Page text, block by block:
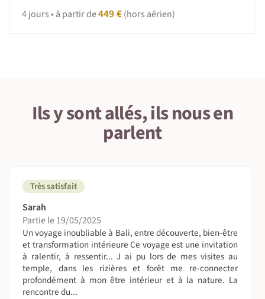
toujours possibles, dans ces moments adoptez la
4 jours • à partir de449 €(hors aérien)
Ils y sont allés, ils nous en
parlent
Très satisfait
Sarah
Partie le 19/05/2025
Un voyage inoubliable à Bali, entre découverte, bien-être
et transformation intérieure Ce voyage est une invitation
à ralentir, à ressentir... J ai pu lors de mes visites au
temple, dans les rizières et forêt me re-connecter
profondément à mon être intérieur et à la nature. La
rencontre du...